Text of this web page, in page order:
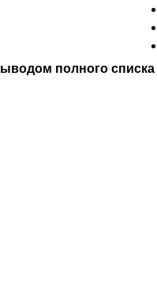
полного